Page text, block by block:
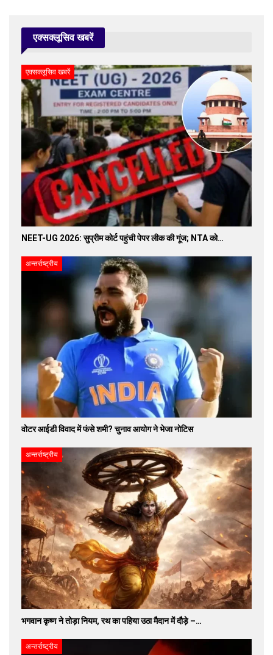
एक्सक्लूसिव खबरें
एक्सक्लूसिव खबरें
NEET-UG 2026: सुप्रीम कोर्ट पहुंची पेपर लीक की गूंज; NTA को…
अन्तर्राष्ट्रीय
वोटर आईडी विवाद में फंसे शमी? चुनाव आयोग ने भेजा नोटिस
अन्तर्राष्ट्रीय
भगवान कृष्ण ने तोड़ा नियम, रथ का पहिया उठा मैदान में दौड़े –…
अन्तर्राष्ट्रीय